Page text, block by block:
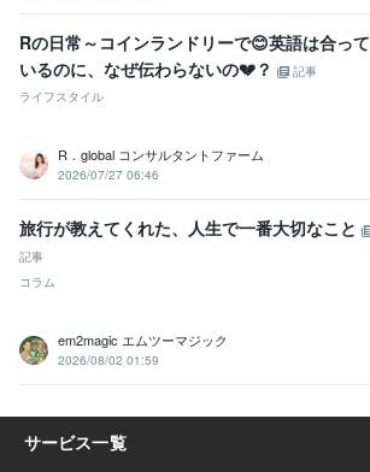
Rの日常～コインランドリーで😊英語は合って
いるのに、なぜ伝わらないの💔？
記事
ライフスタイル
R．global コンサルタントファーム
2026/07/27 06:46
旅行が教えてくれた、人生で一番大切なこと
記事
コラム
em2magic エムツーマジック
2026/08/02 01:59